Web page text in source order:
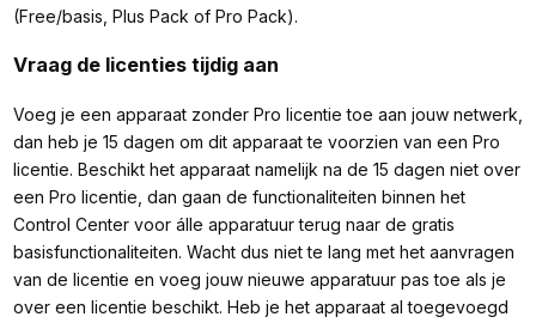
(Free/basis, Plus Pack of Pro Pack).
Vraag de licenties tijdig aan
Voeg je een apparaat zonder Pro licentie toe aan jouw netwerk,
dan heb je 15 dagen om dit apparaat te voorzien van een Pro
licentie. Beschikt het apparaat namelijk na de 15 dagen niet over
een Pro licentie, dan gaan de functionaliteiten binnen het
Control Center voor álle apparatuur terug naar de gratis
basisfunctionaliteiten. Wacht dus niet te lang met het aanvragen
van de licentie en voeg jouw nieuwe apparatuur pas toe als je
over een licentie beschikt. Heb je het apparaat al toegevoegd